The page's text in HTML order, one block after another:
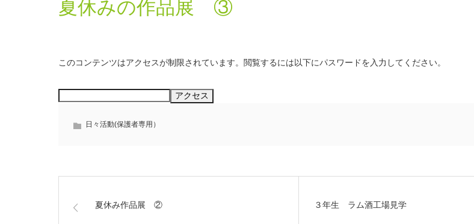
夏休みの作品展 ③
このコンテンツはアクセスが制限されています。閲覧するには以下にパスワードを入力してください。
日々活動(保護者専用）
夏休み作品展 ② ３年生 ラム酒工場見学